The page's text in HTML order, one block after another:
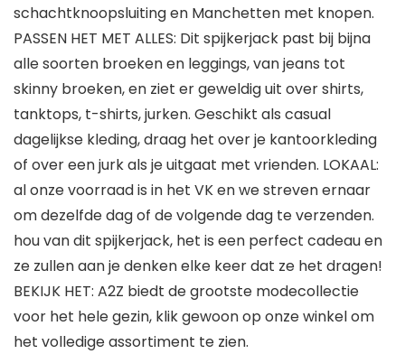
schachtknoopsluiting en Manchetten met knopen.
PASSEN HET MET ALLES: Dit spijkerjack past bij bijna
alle soorten broeken en leggings, van jeans tot
skinny broeken, en ziet er geweldig uit over shirts,
tanktops, t-shirts, jurken. Geschikt als casual
dagelijkse kleding, draag het over je kantoorkleding
of over een jurk als je uitgaat met vrienden. LOKAAL:
al onze voorraad is in het VK en we streven ernaar
om dezelfde dag of de volgende dag te verzenden.
hou van dit spijkerjack, het is een perfect cadeau en
ze zullen aan je denken elke keer dat ze het dragen!
BEKIJK HET: A2Z biedt de grootste modecollectie
voor het hele gezin, klik gewoon op onze winkel om
het volledige assortiment te zien.